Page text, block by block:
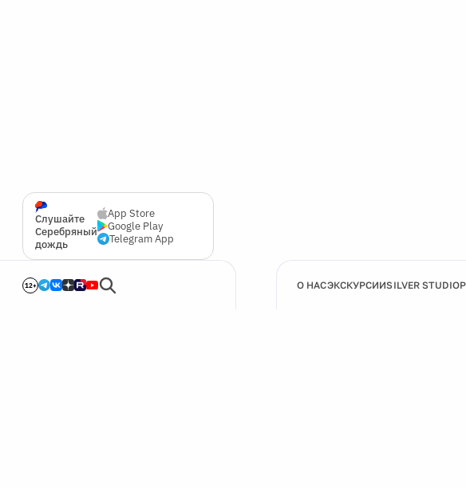
Слушайте
Серебряный
дождь
App Store
Google Play
Telegram App
12+ О НАСЭКСКУРСИИSILVER STUDIO